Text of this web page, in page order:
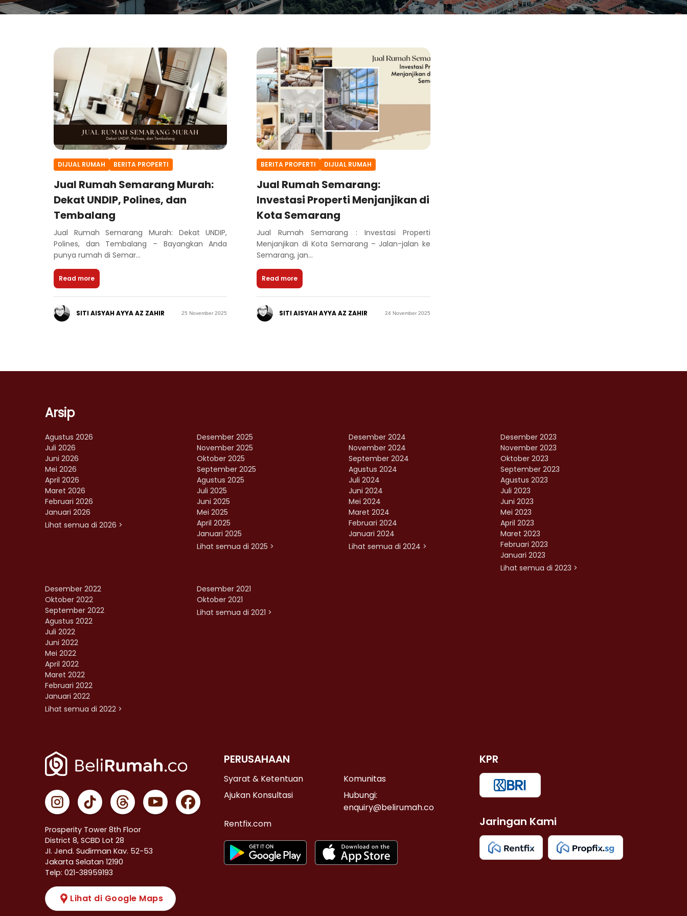
DIJUAL RUMAH BERITA PROPERTI
Jual Rumah Semarang Murah:
Dekat UNDIP, Polines, dan
Tembalang
Jual Rumah Semarang Murah: Dekat UNDIP,
Polines, dan Tembalang – Bayangkan Anda
punya rumah di Semar...
Read more
SITI AISYAH AYYA AZ ZAHIR 25 November 2025
BERITA PROPERTI DIJUAL RUMAH
Jual Rumah Semarang:
Investasi Properti Menjanjikan di
Kota Semarang
Jual Rumah Semarang : Investasi Properti
Menjanjikan di Kota Semarang – Jalan-jalan ke
Semarang, jan...
Read more
SITI AISYAH AYYA AZ ZAHIR 24 November 2025
Arsip
Agustus 2026
Juli 2026
Juni 2026
Mei 2026
April 2026
Maret 2026
Februari 2026
Januari 2026
Lihat semua di 2026 >
Desember 2025
November 2025
Oktober 2025
September 2025
Agustus 2025
Juli 2025
Juni 2025
Mei 2025
April 2025
Januari 2025
Lihat semua di 2025 >
Desember 2024
November 2024
September 2024
Agustus 2024
Juli 2024
Juni 2024
Mei 2024
Maret 2024
Februari 2024
Januari 2024
Lihat semua di 2024 >
Desember 2023
November 2023
Oktober 2023
September 2023
Agustus 2023
Juli 2023
Juni 2023
Mei 2023
April 2023
Maret 2023
Februari 2023
Januari 2023
Lihat semua di 2023 >
Desember 2022
Oktober 2022
September 2022
Agustus 2022
Juli 2022
Juni 2022
Mei 2022
April 2022
Maret 2022
Februari 2022
Januari 2022
Lihat semua di 2022 >
Desember 2021
Oktober 2021
Lihat semua di 2021 >
Prosperity Tower 8th Floor
District 8, SCBD Lot 28
JI. Jend. Sudirman Kav. 52-53
Jakarta Selatan 12190
Telp: 021-38959193
Lihat di Google Maps
PERUSAHAAN
Syarat & Ketentuan
Komunitas
Ajukan Konsultasi
Hubungi:
enquiry@belirumah.co
Rentfix.com
KPR
Jaringan Kami